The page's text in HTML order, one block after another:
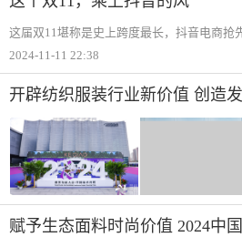
这届双11堪称是史上跨度最长，抖音电商抢
“早起的鸟儿有虫吃“。10月29日“双11总动
万直
2024-11-11 22:38
开辟纺织服装行业新价值 创造
届世界布商大会于柯桥举行！
赋予生态面料时尚价值 2024中